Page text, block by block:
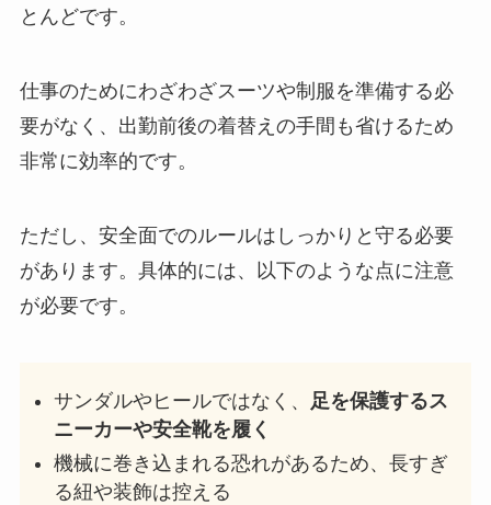
とんどです。
仕事のためにわざわざスーツや制服を準備する必
要がなく、出勤前後の着替えの手間も省けるため
非常に効率的です。
ただし、安全面でのルールはしっかりと守る必要
があります。具体的には、以下のような点に注意
が必要です。
サンダルやヒールではなく、 足を保護するス
ニーカーや安全靴を履く
機械に巻き込まれる恐れがあるため、長すぎ
る紐や装飾は控える